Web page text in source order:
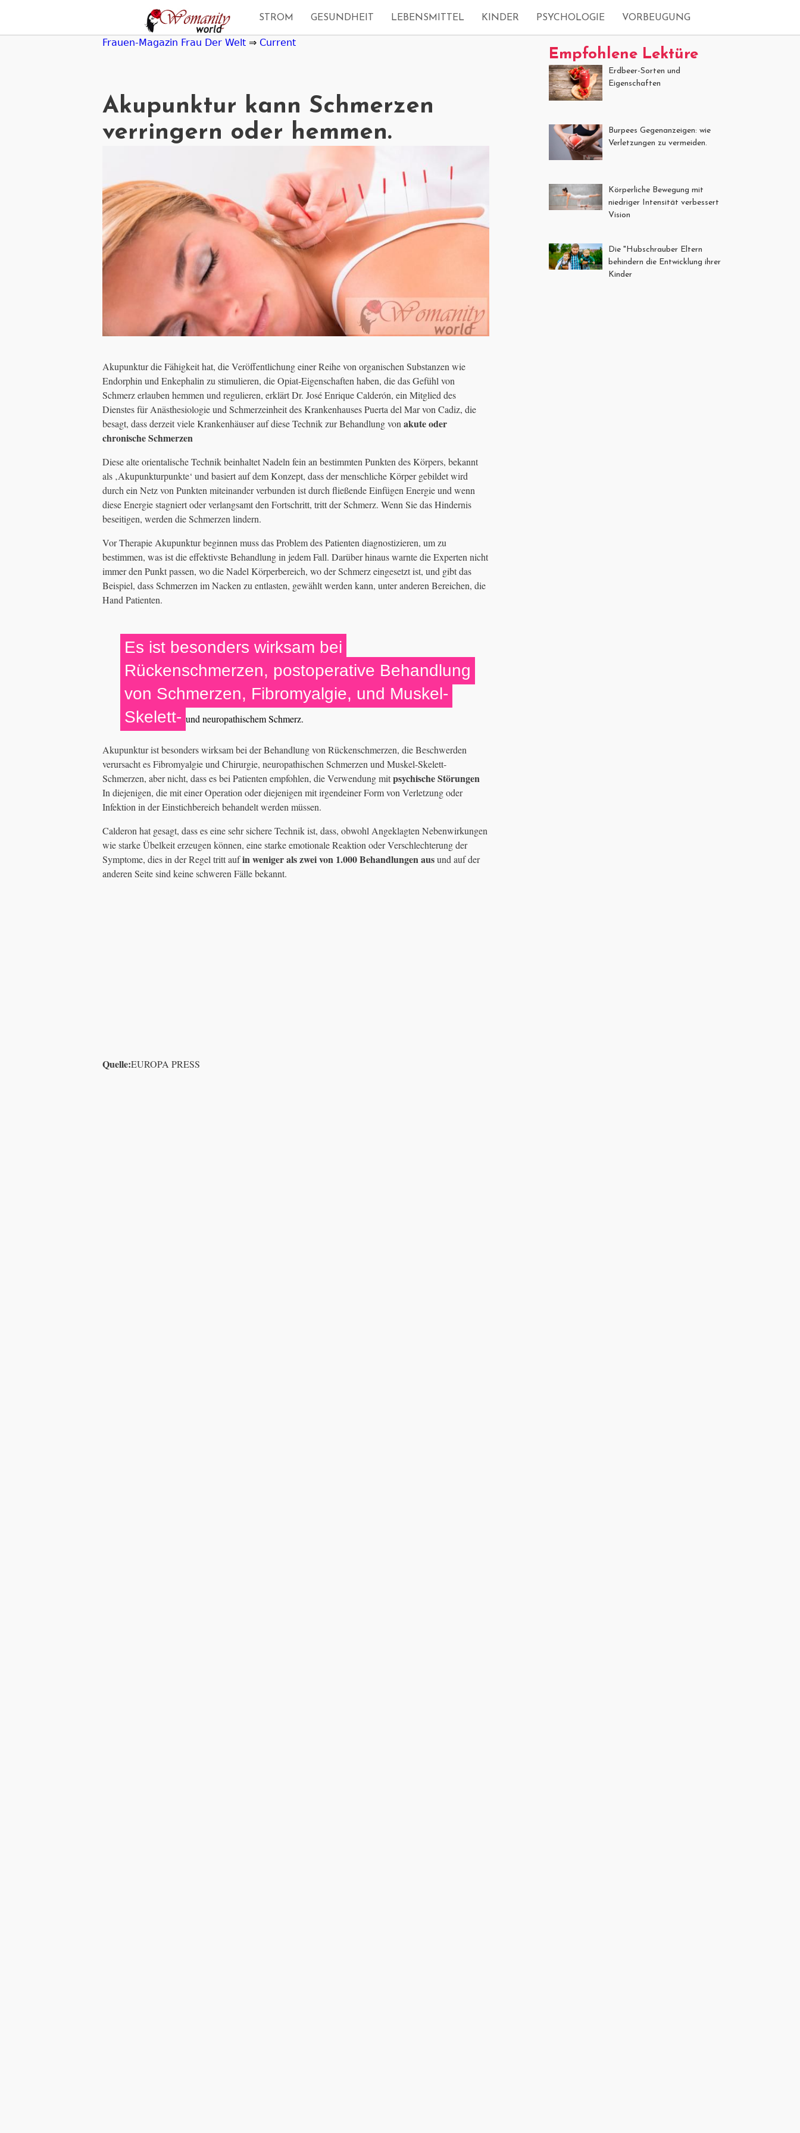
navigation
STROM GESUNDHEIT LEBENSMITTEL KINDER PSYCHOLOGIE VORBEUGUNG
Frauen-Magazin Frau Der Welt ⇒ Current
Akupunktur kann Schmerzen
verringern oder hemmen.
Akupunktur die Fähigkeit hat, die Veröffentlichung einer Reihe von organischen Substanzen wie
Endorphin und Enkephalin zu stimulieren, die Opiat-Eigenschaften haben, die das Gefühl von
Schmerz erlauben hemmen und regulieren, erklärt Dr. José Enrique Calderón, ein Mitglied des
Dienstes für Anästhesiologie und Schmerzeinheit des Krankenhauses Puerta del Mar von Cadiz, die
besagt, dass derzeit viele Krankenhäuser auf diese Technik zur Behandlung vonakute oder
chronische Schmerzen
Diese alte orientalische Technik beinhaltet Nadeln fein an bestimmten Punkten des Körpers, bekannt
als ‚Akupunkturpunkte‘ und basiert auf dem Konzept, dass der menschliche Körper gebildet wird
durch ein Netz von Punkten miteinander verbunden ist durch fließende Einfügen Energie und wenn
diese Energie stagniert oder verlangsamt den Fortschritt, tritt der Schmerz. Wenn Sie das Hindernis
beseitigen, werden die Schmerzen lindern.
Vor Therapie Akupunktur beginnen muss das Problem des Patienten diagnostizieren, um zu
bestimmen, was ist die effektivste Behandlung in jedem Fall. Darüber hinaus warnte die Experten nicht
immer den Punkt passen, wo die Nadel Körperbereich, wo der Schmerz eingesetzt ist, und gibt das
Beispiel, dass Schmerzen im Nacken zu entlasten, gewählt werden kann, unter anderen Bereichen, die
Hand Patienten.
Es ist besonders wirksam bei
Rückenschmerzen, postoperative Behandlung
von Schmerzen, Fibromyalgie, und Muskel-
Skelett- und neuropathischem Schmerz.
Akupunktur ist besonders wirksam bei der Behandlung von Rückenschmerzen, die Beschwerden
verursacht es Fibromyalgie und Chirurgie, neuropathischen Schmerzen und Muskel-Skelett-
Schmerzen, aber nicht, dass es bei Patienten empfohlen, die Verwendung mitpsychische Störungen
In diejenigen, die mit einer Operation oder diejenigen mit irgendeiner Form von Verletzung oder
Infektion in der Einstichbereich behandelt werden müssen.
Calderon hat gesagt, dass es eine sehr sichere Technik ist, dass, obwohl Angeklagten Nebenwirkungen
wie starke Übelkeit erzeugen können, eine starke emotionale Reaktion oder Verschlechterung der
Symptome, dies in der Regel tritt aufin weniger als zwei von 1.000 Behandlungen ausund auf der
anderen Seite sind keine schweren Fälle bekannt.
Quelle:EUROPA PRESS
Empfohlene Lektüre
Erdbeer-Sorten und
Eigenschaften
Burpees Gegenanzeigen: wie
Verletzungen zu vermeiden.
Körperliche Bewegung mit
niedriger Intensität verbessert
Vision
Die "Hubschrauber Eltern
behindern die Entwicklung ihrer
Kinder